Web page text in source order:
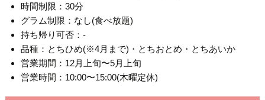
時間制限：30分
グラム制限：なし(食べ放題)
持ち帰り可否：-
品種：とちひめ(※4月まで)・とちおとめ・とちあいか
営業期間：12月上旬〜5月上旬
営業時間：10:00〜15:00(木曜定休)